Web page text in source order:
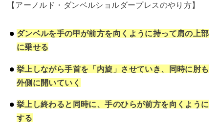
【アーノルド・ダンベルショルダープレスのやり方】
ダンベルを手の甲が前方を向くように持って肩の上部
に乗せる
挙上しながら手首を「内旋」させていき、同時に肘も
外側に開いていく
挙上し終わると同時に、手のひらが前方を向くように
する